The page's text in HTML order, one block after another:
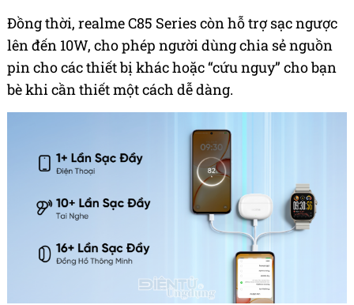
Đồng thời, realme C85 Series còn hỗ trợ sạc ngược
lên đến 10W, cho phép người dùng chia sẻ nguồn
pin cho các thiết bị khác hoặc “cứu nguy” cho bạn
bè khi cần thiết một cách dễ dàng.